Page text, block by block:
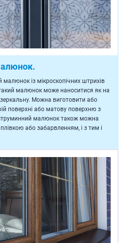
із мікроскопічних штрихів
малюнок може наноситися як на
Можна виготовити або
поверхні або матову поверхню з
малюнок також можна
або забарвленням, і з тим і